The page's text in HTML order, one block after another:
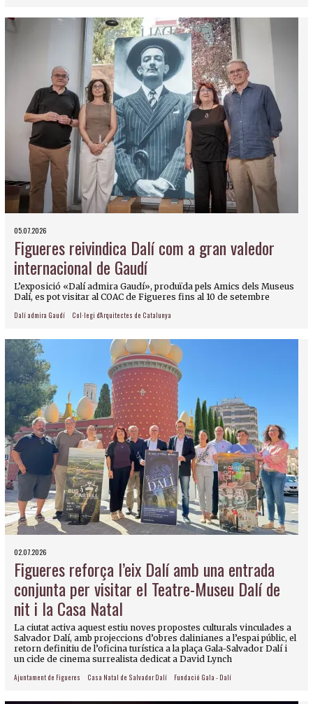
05.07.2026
Figueres reivindica Dalí com a gran valedor
internacional de Gaudí
L’exposició «Dalí admira Gaudí», produïda pels Amics dels Museus
Dalí, es pot visitar al COAC de Figueres fins al 10 de setembre
Dalí admira Gaudí Col·legi d'Arquitectes de Catalunya
02.07.2026
Figueres reforça l’eix Dalí amb una entrada
conjunta per visitar el Teatre-Museu Dalí de
nit i la Casa Natal
La ciutat activa aquest estiu noves propostes culturals vinculades a
Salvador Dalí, amb projeccions d’obres dalinianes a l’espai públic, el
retorn definitiu de l’oficina turística a la plaça Gala-Salvador Dalí i
un cicle de cinema surrealista dedicat a David Lynch
Ajuntament de Figueres Casa Natal de Salvador Dalí Fundació Gala - Dalí